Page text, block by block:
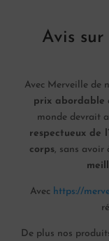
Avis
Avec Merveille de
prix abordable
monde devrait
respectueux de
corps, sans avoir
Avec https://
De plus nos